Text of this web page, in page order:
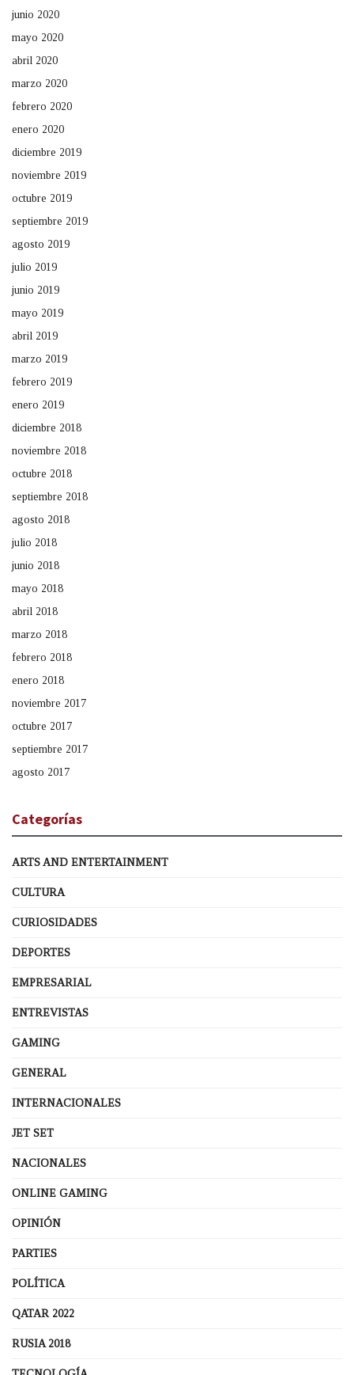
junio 2020
mayo 2020
abril 2020
marzo 2020
febrero 2020
enero 2020
diciembre 2019
noviembre 2019
octubre 2019
septiembre 2019
agosto 2019
julio 2019
junio 2019
mayo 2019
abril 2019
marzo 2019
febrero 2019
enero 2019
diciembre 2018
noviembre 2018
octubre 2018
septiembre 2018
agosto 2018
julio 2018
junio 2018
mayo 2018
abril 2018
marzo 2018
febrero 2018
enero 2018
noviembre 2017
octubre 2017
septiembre 2017
agosto 2017
Categorías
ARTS AND ENTERTAINMENT
CULTURA
CURIOSIDADES
DEPORTES
EMPRESARIAL
ENTREVISTAS
GAMING
GENERAL
INTERNACIONALES
JET SET
NACIONALES
ONLINE GAMING
OPINIÓN
PARTIES
POLÍTICA
QATAR 2022
RUSIA 2018